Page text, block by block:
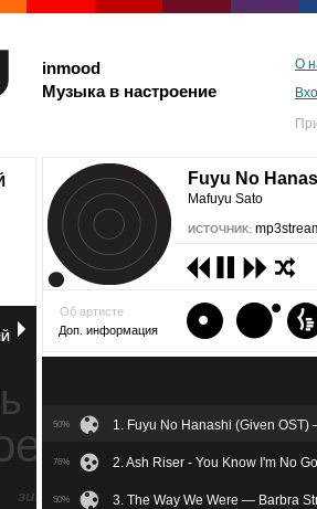
inmood
Музыка в настроение
О
ностальгия
зимний экстрим
Fuyu No
Mafuyu Sato
ИСТОЧНИК:
Об артисте
Доп. информация
50% 1. Fuyu No Hanashi (Given
76% 2. Ash Riser - You Know I'm No
50% 3. The Way We Were — Barbra